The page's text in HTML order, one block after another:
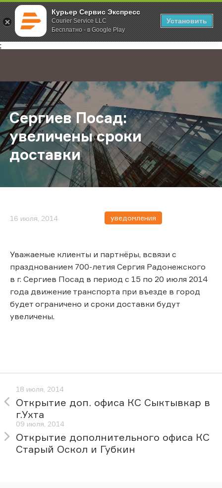
Курьер Сервис Экспресс
Courier Service LLC
Бесплатно - в Google Play
Установить
;
Главная О компании Новости Сергиев Посад: увеличены сроки
Сергиев Посад:
увеличены сроки
доставки
16 июля, 2014 уведомления
Уважаемые клиенты и партнёры, всвязи с
празднованием 700-летия Сергия Радонежского
в г. Сергиев Посад в период с 15 по 20 июля 2014
года движение транспорта при въезде в город
будет ограничено и сроки доставки будут
увеличены.
18 июля, 2014
Открытие доп. офиса КС Сыктывкар в
г.Ухта
09 июля, 2014
Открытие дополнительного офиса КС
Старый Оскол и Губкин